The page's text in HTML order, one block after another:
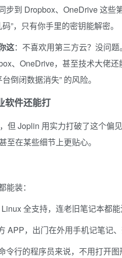
步到 Dropbox、OneDrive 这些
”，只有你手里的密钥能解密。
这：不喜欢用第三方云？没问
、OneDrive，甚至技术大佬
倒闭数据消失” 的风险。
软件还能打
但 Joplin 用实力打破了这个
至在某些细节上更贴心。
装：
全支持，连老旧笔记本都能
APP，出门在外用手机记笔记
令行的程序员来说，不用打开